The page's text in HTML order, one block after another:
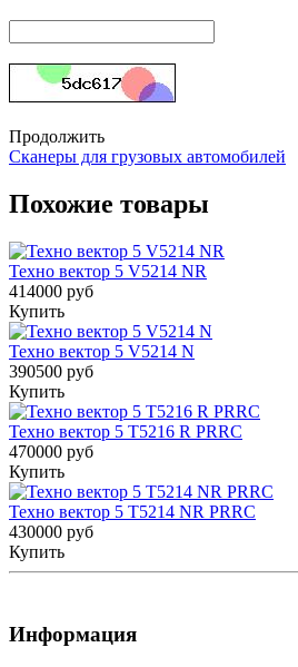
Продолжить
Сканеры для грузовых автомобилей
Похожие товары
Техно вектор 5 V5214 NR
414000 руб
Купить
Техно вектор 5 V5214 N
390500 руб
Купить
Техно вектор 5 T5216 R PRRC
470000 руб
Купить
Техно вектор 5 T5214 NR PRRC
430000 руб
Купить
Информация